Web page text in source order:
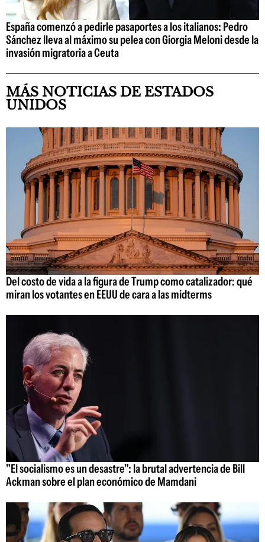
España comenzó a pedirle pasaportes a los italianos: Pedro
Sánchez lleva al máximo su pelea con Giorgia Meloni desde la
invasión migratoria a Ceuta
MÁS NOTICIAS DE ESTADOS
UNIDOS
Del costo de vida a la figura de Trump como catalizador: qué
miran los votantes en EEUU de cara a las midterms
"El socialismo es un desastre": la brutal advertencia de Bill
Ackman sobre el plan económico de Mamdani